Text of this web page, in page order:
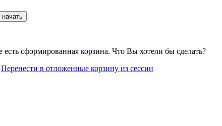
сформированная корзина. Что Вы хотели бы сделать?
Перенести в отложенные корзину из сессии